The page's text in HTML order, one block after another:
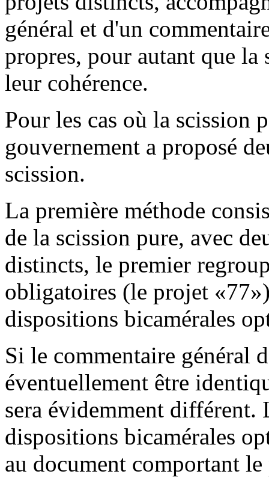
général et d'un
propres, pour autant que la
leur cohérence.
Pour les cas où la scission
gouvernement a proposé
scission.
La première méthode
de la scission pure, avec
distincts, le premier
obligatoires (le projet
dispositions bicamérales
Si le commentaire général
éventuellement être
sera évidemment différent.
dispositions bicamérales
au document comportant